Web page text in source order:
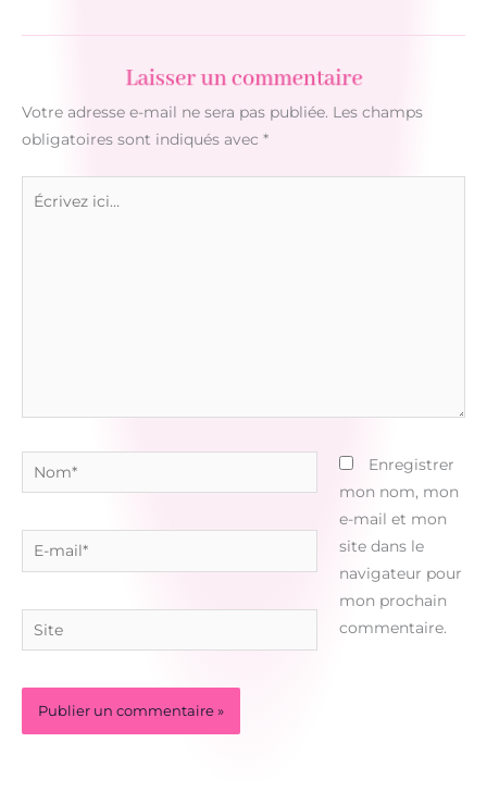
Laisser un commentaire
Votre adresse e-mail ne sera pas publiée. Les champs
obligatoires sont indiqués avec *
Nom*
E-
mail*
Site
Enregistrer
mon nom, mon
e-mail et mon
site dans le
navigateur pour
mon prochain
commentaire.